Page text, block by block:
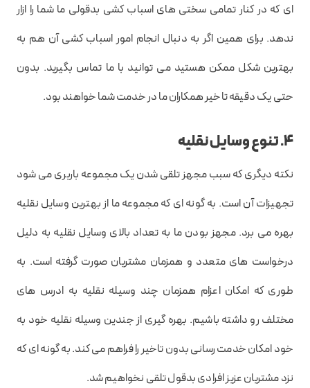
ای که در کنار تمامی سختی های اسباب کشی بدقولی ما شما را ازار
ندهد. برای همین اگر به دنبال انجام امور اسباب کشی آن هم به
بهترین شکل ممکن هستید می توانید با ما تماس بگیرید. بدون
حتی یک دقیقه تاخیر همکاران ما در خدمت شما خواهند بود.
4. تنوع وسایل نقلیه
نکته دیگری که سبب مجهز تلقی شدن یک مجموعه باربری می شود
تجهیزات آن است. به گونه ای که مجموعه ما از بهترین وسایل نقلیه
بهره می برد. مجهز بودن ما به تعداد بالای وسایل نقلیه به دلیل
درخواست های متعدد و همزمان مشتریان صورت گرفته است. به
طوری که امکان اعزام همزمان چند وسیله نقلیه به ادرس های
مختلف رو داشته باشیم. بهره گیری از جندین وسیله نقلیه خود به
خود امکان خدمت رسانی بدون تاخیر را فراهم می کند. به گونه ای که
نزد مشتریان عزیز افرادی بدقول تلقی نخواهیم شد.